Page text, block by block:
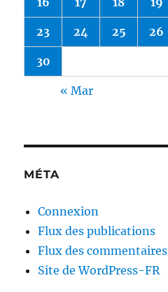
23 24 25 26
30
« Mar
MÉTA
Connexion
Flux des publications
Flux des commentaires
Site de WordPress-FR